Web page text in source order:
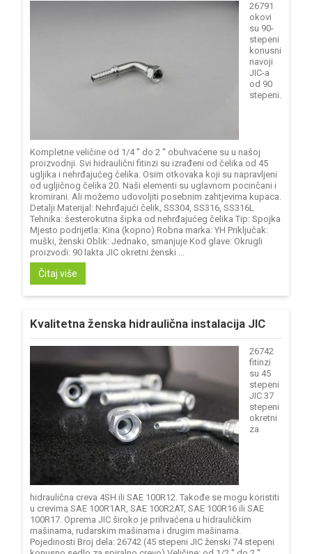
26791
okovi
su 90-
stepeni
konusni
navoji
JIC-a
od 90
stepeni.
Kompletne veličine od 1/4 '' do 2 '' obuhvaćene su u našoj
proizvodnji. Svi hidraulični fitinzi su izrađeni od čelika od 45
ugljika i nehrđajućeg čelika. Osim otkovaka koji su napravljeni
od ugljičnog čelika 20. Naši elementi su uglavnom pocinčani i
kromirani. Ali možemo udovoljiti posebnim zahtjevima kupaca.
Detalji Materijal: Nehrđajući čelik, SS304, SS316, SS316L
Tehnika: šesterokutna šipka od nehrđajućeg čelika Tip: Spojka
Mjesto podrijetla: Kina (kopno) Robna marka: YH Priključak:
muški, ženski Oblik: Jednako, smanjuje Kod glave: Okrugli
proizvodi: 90 lakta JIC okretni ženski ...
Čitaj više
Kvalitetna ženska hidraulična instalacija JIC
26742
fitinzi
su 45
stepeni
JIC 37
stepeni
okretni
za
hidraulična creva 4SH ili SAE 100R12. Takođe se mogu koristiti
u crevima SAE 100R1AR, SAE 100R2AT, SAE 100R16 ili SAE
100R17. Oprema JIC široko je prihvaćena u hidrauličkim
mašinama, rudarskim mašinama i drugim mašinama.
Pojedinosti Broj dela: 26742 (45 stepeni JIC ženski 74 stepeni